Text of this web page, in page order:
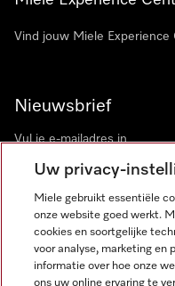
Vind jouw Miele Experience
Nieuwsbrief
Miele op Instagram
Miele op Facebook
Miele op
Uw privacy-
Miele gebruikt essentiële
onze website goed werkt.
cookies en soortgelijke
voor analyse, marketing en
informatie over hoe onze
ons uw online ervaring te